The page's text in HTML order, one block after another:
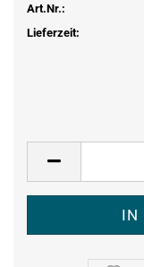
Art.Nr.:
Lieferzeit: